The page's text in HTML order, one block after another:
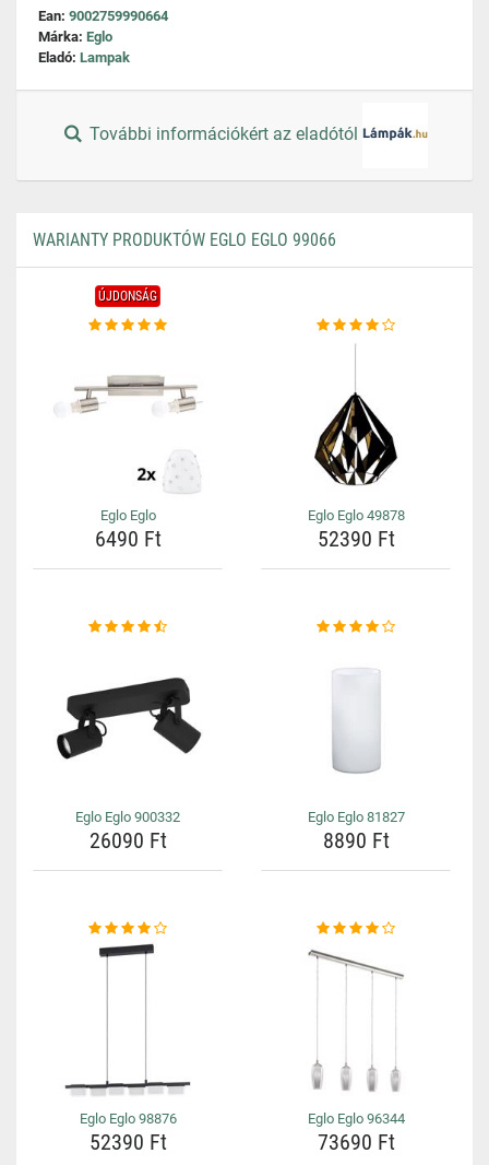
Ean: 9002759990664
Márka: Eglo
Eladó: Lampak
További információkért az eladótól
WARIANTY PRODUKTÓW EGLO EGLO 99066
ÚJDONSÁG
Eglo Eglo
6490 Ft
Eglo Eglo 49878
52390 Ft
Eglo Eglo 900332
26090 Ft
Eglo Eglo 81827
8890 Ft
Eglo Eglo 98876
52390 Ft
Eglo Eglo 96344
73690 Ft